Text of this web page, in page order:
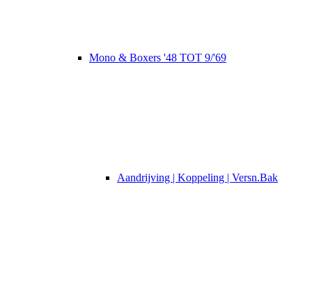
Mono & Boxers '48 TOT 9/'69
Aandrijving | Koppeling | Versn.Bak